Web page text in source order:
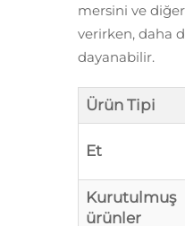
mersini ve
verirken, daha
dayanabilir.
Ürün Tipi
Et
Kurutulmuş
ürünler